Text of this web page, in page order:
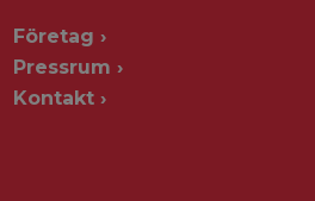
Företag
Pressrum
Kontakt